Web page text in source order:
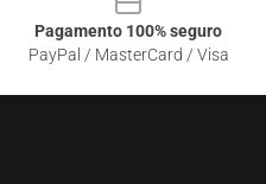
Pagamento 100% seguro
PayPal / MasterCard / Visa